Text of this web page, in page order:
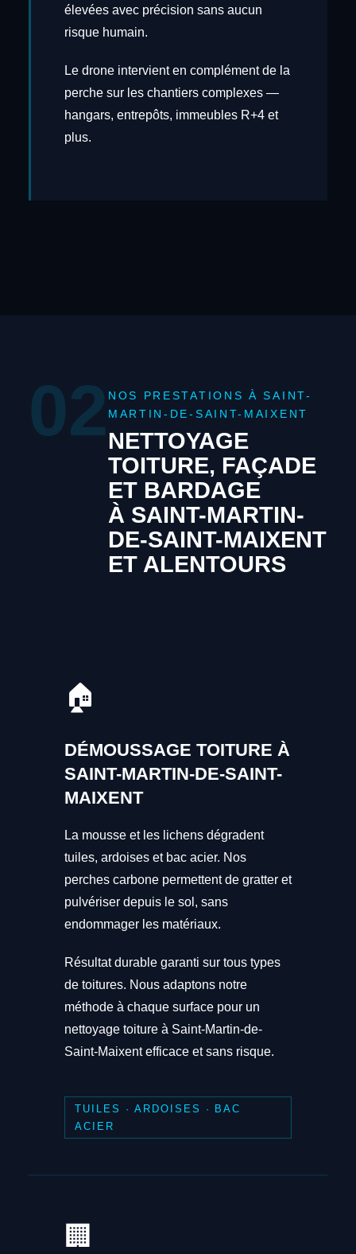
élevées avec précision sans aucun
risque humain.
Le drone intervient en complément de la
perche sur les chantiers complexes —
hangars, entrepôts, immeubles R+4 et
plus.
02 NOS PRESTATIONS À SAINT-
MARTIN-DE-SAINT-MAIXENT
NETTOYAGE
TOITURE, FAÇADE
ET BARDAGE
À SAINT-MARTIN-
DE-SAINT-MAIXENT
ET ALENTOURS
🏠
DÉMOUSSAGE TOITURE À
SAINT-MARTIN-DE-SAINT-
MAIXENT
La mousse et les lichens dégradent
tuiles, ardoises et bac acier. Nos
perches carbone permettent de gratter et
pulvériser depuis le sol, sans
endommager les matériaux.
Résultat durable garanti sur tous types
de toitures. Nous adaptons notre
méthode à chaque surface pour un
nettoyage toiture à Saint-Martin-de-
Saint-Maixent efficace et sans risque.
TUILES · ARDOISES · BAC
ACIER
🏢